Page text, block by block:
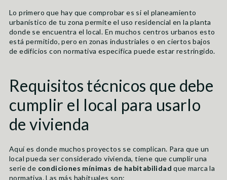
Lo primero que hay que comprobar es si el planeamiento
urbanístico de tu zona permite el uso residencial en la planta
donde se encuentra el local. En muchos centros urbanos esto
está permitido, pero en zonas industriales o en ciertos bajos
de edificios con normativa específica puede estar restringido.
Requisitos técnicos que debe
cumplir el local para usarlo
de vivienda
Aquí es donde muchos proyectos se complican. Para que un
local pueda ser considerado vivienda, tiene que cumplir una
serie de condiciones mínimas de habitabilidadque marca la
normativa. Las más habituales son: